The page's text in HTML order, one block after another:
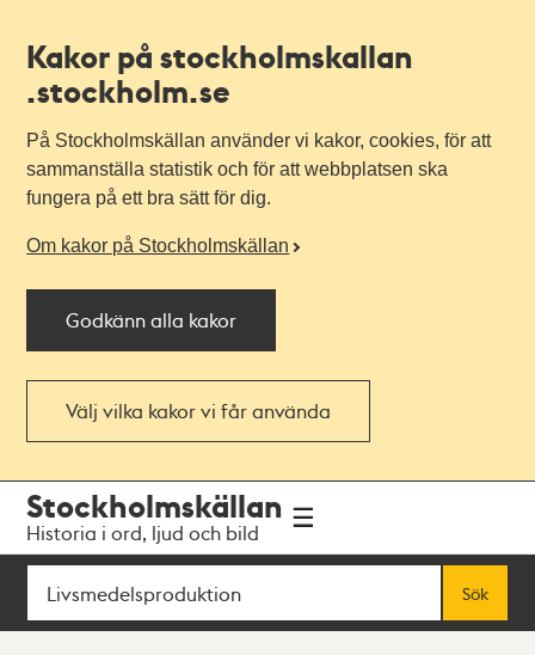
Kakor på stockholmskallan
.stockholm.se
På Stockholmskällan använder vi kakor, cookies, för att
sammanställa statistik och för att webbplatsen ska
fungera på ett bra sätt för dig.
Om kakor på Stockholmskällan
Godkänn alla kakor
Välj vilka kakor vi får använda
navigationen
huvudinnehållet
Stockholmskällan
Historia i ord, ljud och bild
Sök
Sök